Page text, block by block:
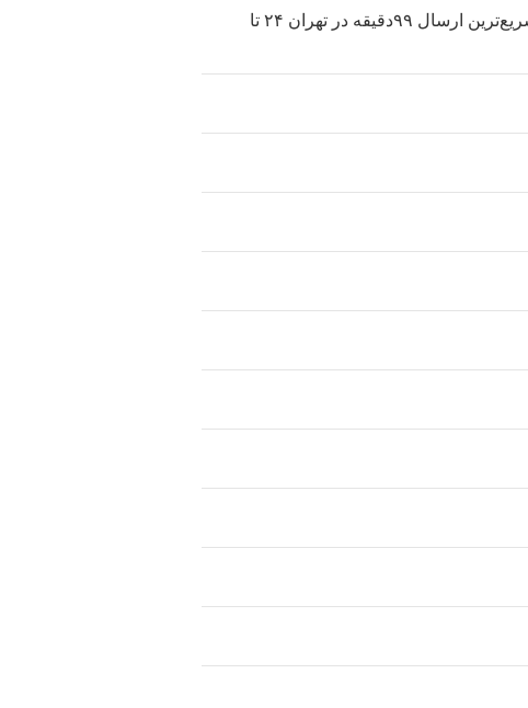
گارانتی اصلی آسان‌پیشرو/آونگ/ایزی/الماس/پارس‌ارتباط/پانا/متم‌اف (امکان تحویل حضوری و تضمین سریع‌ترین ارسال ۹۹دقیقه‌ در تهران ۲۴ تا